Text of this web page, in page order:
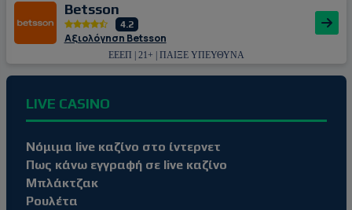
Betsson
4.2
Αξιολόγηση Betsson
ΕΕΕΠ | 21+ | ΠΑΙΞΕ ΥΠΕΥΘΥΝΑ
LIVE CASINO
Νόμιμα live καζίνο στο ίντερνετ
Πως κάνω εγγραφή σε live καζίνο
Μπλάκτζακ
Ρουλέτα